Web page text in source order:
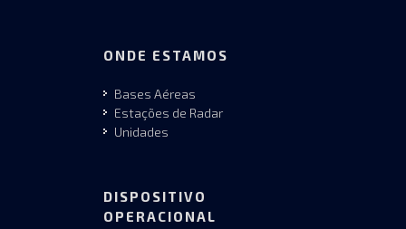
ONDE ESTAMOS
Bases Aéreas
Estações de Radar
Unidades
DISPOSITIVO
OPERACIONAL